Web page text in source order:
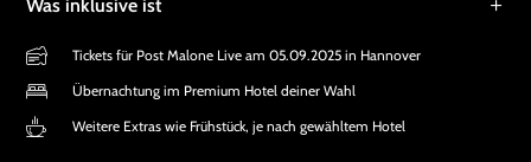
Was inklusive ist
Tickets für Post Malone Live am 05.09.2025 in Hannover
Übernachtung im Premium Hotel deiner Wahl
Weitere Extras wie Frühstück, je nach gewähltem Hotel